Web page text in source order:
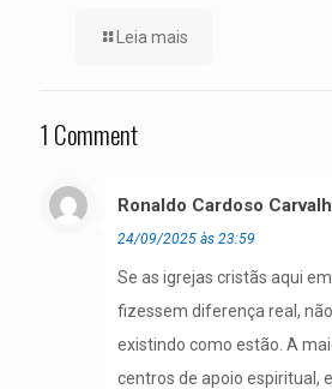
Leia mais
1 Comment
Ronaldo Cardoso
24/09/2025 às 23:59
Se as igrejas cristãs aqui
fizessem diferença real,
existindo como estão. A
centros de apoio espiritual,